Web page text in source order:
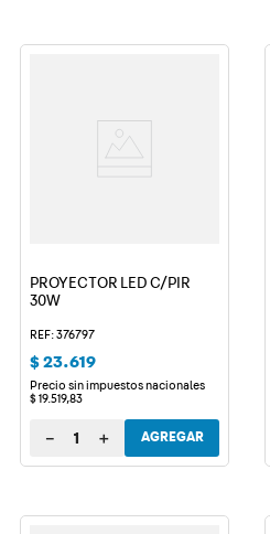
PROYECTOR LED C/PIR
30W
REF: 376797
$23.619
Precio sin impuestos nacionales
$19.519,83
＋
－ AGREGAR